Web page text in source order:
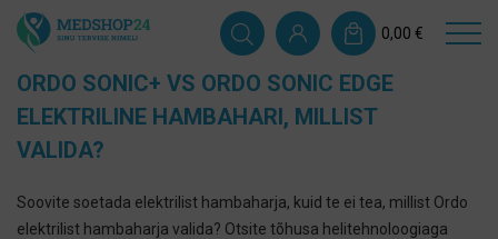
0,00 €
ORDO SONIC+ VS ORDO SONIC EDGE
ELEKTRILINE HAMBAHARI, MILLIST
VALIDA?
Soovite soetada elektrilist hambaharja, kuid te ei tea, millist Ordo
elektrilist hambaharja valida? Otsite tõhusa helitehnoloogiaga